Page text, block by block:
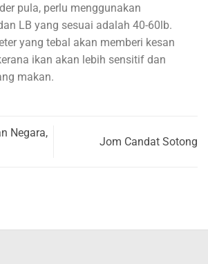
pula, perlu menggunakan
LB yang sesuai adalah 40-60lb.
yang tebal akan memberi kesan
ikan akan lebih sensitif dan
makan.
Negara,
Jom Candat Sotong